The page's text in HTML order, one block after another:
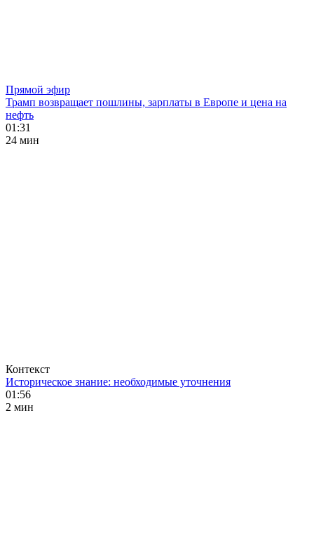
Прямой эфир
Трамп возвращает пошлины, зарплаты в Европе и цена на
нефть
01:31
24 мин
Контекст
Историческое знание: необходимые уточнения
01:56
2 мин